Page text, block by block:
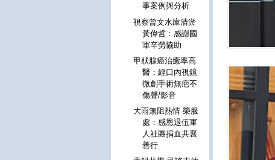
事案例與分析
視察曾文水庫清淤
黃偉哲：感謝國
軍辛勞協助
甲狀腺癌治癒率高
醫：經口內視鏡
微創手術無疤不
傷聲/影音
大雨無阻熱情 榮服
處：感恩退伍軍
人社團捐血共襄
善行